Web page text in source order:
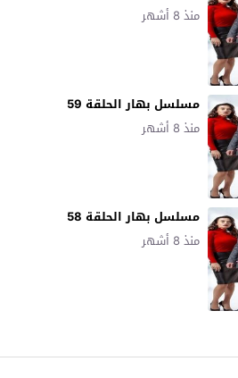
منذ 8 أشهر
مسلسل بهار الحلقة 59
منذ 8 أشهر
مسلسل بهار الحلقة 58
منذ 8 أشهر